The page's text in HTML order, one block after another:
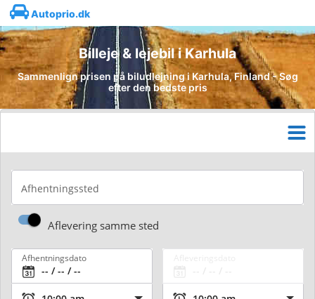
Autoprio.dk
Billeje & lejebil i Karhula
Sammenlign prisen på biludlejning i Karhula, Finland - Søg
efter den bedste pris
Afhentningssted
Aflevering samme sted
Afhentningsdato